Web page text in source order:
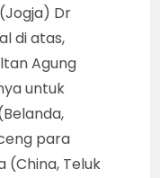
Dr
di atas,
Agung
untuk
para
(China, Teluk